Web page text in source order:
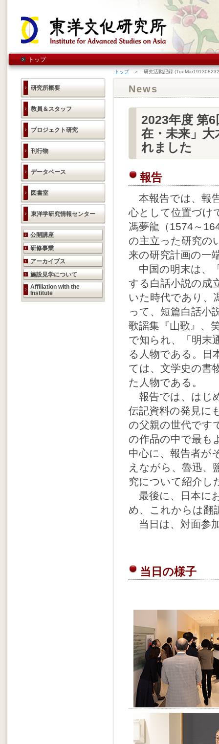
トップ
研究所概要
教員＆スタッフ
プロジェクト研究
刊行物
データベース
図書室
東洋学研究情報センター
研究活動のご案内
公開講座
研修事業
アーカイブス
施設見学について
Affiliation with the
Institute
トップ＞ 研究活動記録
News
2023年度 第
在・未来」
れました
報告
本報告では、報
心として位置づけ
馮夢龍（1574～
の主立った研究の
来の研究計画の一
中国の明末は、
する白話小説の成
いた時代であり、
って、短篇白話小
歌謡集『山歌』、
で知られ、「明末
る人物である。日
ては、文学史の書
た人物である。
報告では、はじ
伝記資料の発見に
の父親の世代です
の作品の中で最も
中心に、報告者が
えながら、魯迅、
究について紹介し
最後に、日本に
め、これからは翻
当日は、対面参
当日の様子